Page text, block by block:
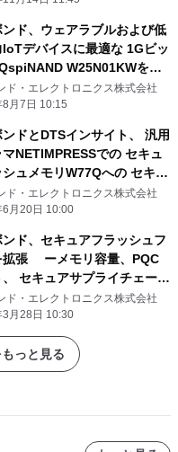
ンド、ウェアラブルおよび低
デバイスに最適な 1Gビッ
W25N01KWを発
ド・エレクトロニクス株式会社
月7日 10:15
ドとDTSインサイト、 汎用
NETIMPRESSでの セキュ
シュメモリW77Qへの セキュ
ラミングのサポートを発表
ド・エレクトロニクス株式会社
月20日 10:00
ド、セキュアフラッシュフ
拡張 ーメモリ容量、PQC
セキュアサプライチェーン
ー
ド・エレクトロニクス株式会社
月28日 10:30
っと見る